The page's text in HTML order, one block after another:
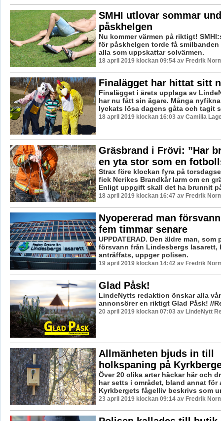
SMHI utlovar sommar
påskhelgen
Nu kommer värmen på riktigt!
för påskhelgen torde få
alla som uppskattar solvärmen.
18 april 2019 klockan 09:54 av Fredrik
Finalägget har hittat sitt
Finalägget i årets upplaga av
har nu fått sin ägare. Många
lyckats lösa dagens gåta och tagit
18 april 2019 klockan 16:03 av Camilla
Gräsbrand i Frövi: ”Har
en yta stor som en
Strax före klockan fyra på
fick Nerikes Brandkår larm om en
Enligt uppgift skall det ha brunnit
18 april 2019 klockan 16:47 av Fredrik
Nyopererad man
fem timmar senare
UPPDATERAD. Den äldre man, som
försvann från Lindesbergs lasarett,
anträffats, uppger polisen.
19 april 2019 klockan 14:42 av Fredrik
Glad Påsk!
LindeNytts redaktion önskar alla
annonsörer en riktigt Glad Påsk! //
20 april 2019 klockan 07:03 av LindeNytt
Allmänheten bjuds in till
holkspaning på
Över 20 olika arter häckar här och
har setts i området, bland annat för
Kyrkbergets fågelliv beskrivs som
23 april 2019 klockan 09:14 av Fredrik